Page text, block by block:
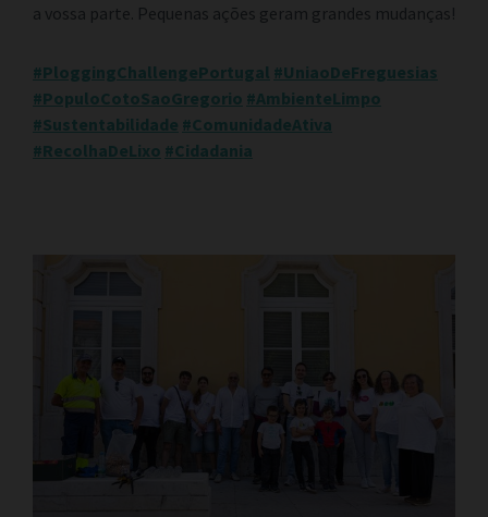
a vossa parte. Pequenas ações geram grandes mudanças!
#PloggingChallengePortugal #UniaoDeFreguesias
#PopuloCotoSaoGregorio #AmbienteLimpo
#Sustentabilidade #ComunidadeAtiva
#RecolhaDeLixo #Cidadania